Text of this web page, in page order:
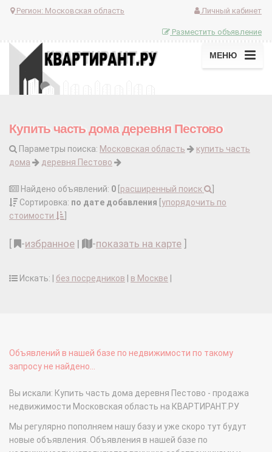
Регион: Московская область Личный кабинет
Разместить объявление
МЕНЮ
Купить часть дома деревня Пестово
Параметры поиска: Московская область
купить часть
дома
деревня Пестово
Найдено объявлений: 0 расширенный поиск
Сортировка: по дате добавления упорядочить по
стоимости
-избранное | -показать на карте
Искать: | без посредников в Москве
Объявлений в нашей базе по недвижимости по такому
запросу не найдено...
Вы искали: Купить часть дома деревня Пестово - продажа
недвижимости Московская область на КВАРТИРАНТ.РУ
Мы регулярно пополняем нашу базу и уже скоро тут будут
новые объявления. Объявления в нашей базе по